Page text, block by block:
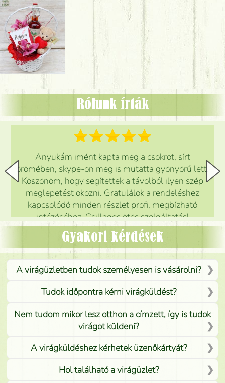
Rólunk írták
Anyukám imént kapta meg a csokrot, sírt
örömében, skype-on meg is mutatta gyönyörű lett.
Köszönöm, hogy segítettek a távolból ilyen szép
meglepetést okozni. Gratulálok a rendeléshez
kapcsolódó minden részlet profi, megbízható
intézéséhez. Csillagos ötös szolgáltatás!
Mónika
Gyakori kérdések
A virágüzletben tudok személyesen is vásárolni?
Tudok időpontra kérni virágküldést?
Nem tudom mikor lesz otthon a címzett, így is tudok
virágot küldeni?
A virágküldéshez kérhetek üzenőkártyát?
Hol található a virágüzlet?